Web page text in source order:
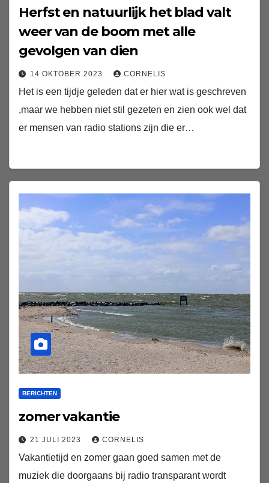
Herfst en natuurlijk het blad valt
weer van de boom met alle
gevolgen van dien
14 OKTOBER 2023 CORNELIS
Het is een tijdje geleden dat er hier wat is geschreven
,maar we hebben niet stil gezeten en zien ook wel dat
er mensen van radio stations zijn die er…
BERICHTEN
zomer vakantie
21 JULI 2023 CORNELIS
Vakantietijd en zomer gaan goed samen met de
muziek die doorgaans bij radio transparant wordt